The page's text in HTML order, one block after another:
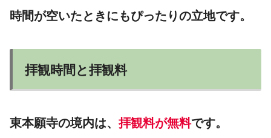
時間が空いたときにもぴったりの立地です。
拝観時間と拝観料
東本願寺の境内は、 拝観料が無料です。